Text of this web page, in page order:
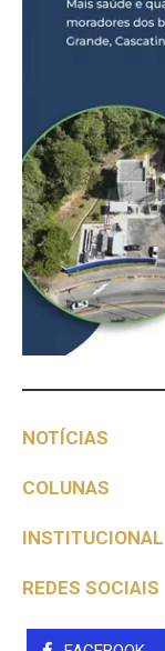
NOTÍCIAS
COLUNAS
INSTITUCIONAL
REDES SOCIAIS